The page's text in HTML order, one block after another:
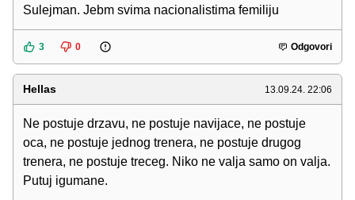
Sulejman. Jebm svima nacionalistima femiliju
3 0 Odgovori
Hellas 13.09.24. 22:06
Ne postuje drzavu, ne postuje navijace, ne postuje
oca, ne postuje jednog trenera, ne postuje drugog
trenera, ne postuje treceg. Niko ne valja samo on valja.
Putuj igumane.